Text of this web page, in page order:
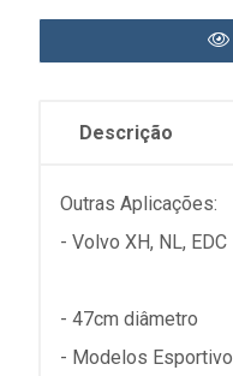
Descrição
Outras Aplicações:
- Volvo XH, NL, EDC
- 47cm diâmetro
- Modelos Esportivo